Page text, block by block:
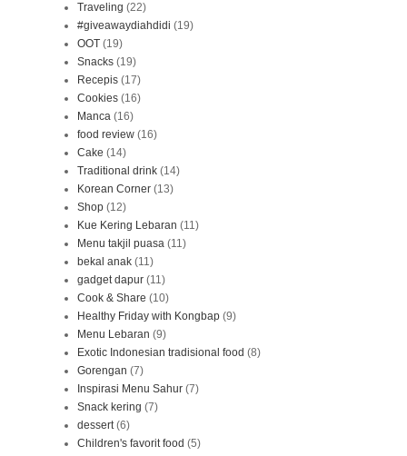
Traveling (22)
#giveawaydiahdidi (19)
OOT (19)
Snacks (19)
Recepis (17)
Cookies (16)
Manca (16)
food review (16)
Cake (14)
Traditional drink (14)
Korean Corner (13)
Shop (12)
Kue Kering Lebaran (11)
Menu takjil puasa (11)
bekal anak (11)
gadget dapur (11)
Cook & Share (10)
Healthy Friday with Kongbap (9)
Menu Lebaran (9)
Exotic Indonesian tradisional food (8)
Gorengan (7)
Inspirasi Menu Sahur (7)
Snack kering (7)
dessert (6)
Children's favorit food (5)